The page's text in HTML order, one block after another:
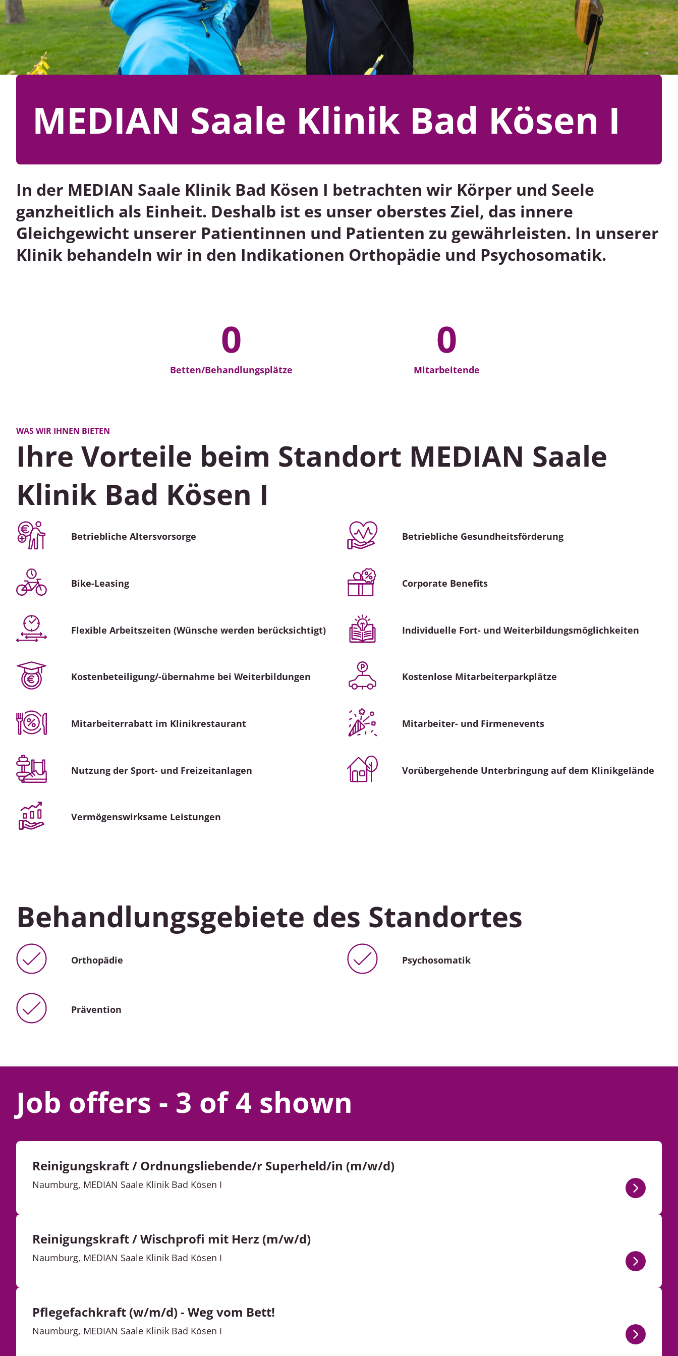
n
t
MEDIAN Saale Klinik Bad Kösen I
In der MEDIAN Saale Klinik Bad Kösen I betrachten wir Körper und Seele
ganzheitlich als Einheit. Deshalb ist es unser oberstes Ziel, das innere
Gleichgewicht unserer Patientinnen und Patienten zu gewährleisten. In unserer
Klinik behandeln wir in den Indikationen Orthopädie und Psychosomatik.
2180
Betten/Behandlungsplätze
76
0
Mitarbeitende
WAS WIR IHNEN BIETEN
Ihre Vorteile beim Standort MEDIAN Saale
Klinik Bad Kösen I
Betriebliche Altersvorsorge Betriebliche Gesundheitsförderung
Bike-Leasing Corporate Benefits
Flexible Arbeitszeiten (Wünsche werden berücksichtigt) Individuelle Fort- und Weiterbildungsmöglichkeiten
Kostenbeteiligung/-übernahme bei Weiterbildungen Kostenlose Mitarbeiterparkplätze
Mitarbeiterrabatt im Klinikrestaurant Mitarbeiter- und Firmenevents
Nutzung der Sport- und Freizeitanlagen Vorübergehende Unterbringung auf dem Klinikgelände
Vermögenswirksame Leistungen
Behandlungsgebiete des Standortes
Orthopädie Psychosomatik
Prävention
Job offers - 3 of 4 shown
Reinigungskraft / Ordnungsliebende/r Superheld/in (m/w/d)
Naumburg, MEDIAN Saale Klinik Bad Kösen I
Reinigungskraft / Wischprofi mit Herz (m/w/d)
Naumburg, MEDIAN Saale Klinik Bad Kösen I
Pflegefachkraft (w/m/d) - Weg vom Bett!
Naumburg, MEDIAN Saale Klinik Bad Kösen I